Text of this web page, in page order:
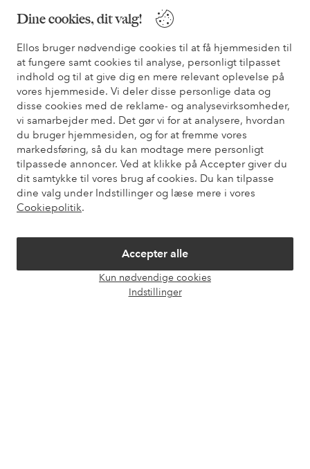
Dine cookies, dit valg!
Ellos bruger nødvendige cookies til at få hjemmesiden til
at fungere samt cookies til analyse, personligt tilpasset
indhold og til at give dig en mere relevant oplevelse på
vores hjemmeside. Vi deler disse personlige data og
disse cookies med de reklame- og analysevirksomheder,
vi samarbejder med. Det gør vi for at analysere, hvordan
du bruger hjemmesiden, og for at fremme vores
markedsføring, så du kan modtage mere personligt
tilpassede annoncer. Ved at klikke på Accepter giver du
dit samtykke til vores brug af cookies. Du kan tilpasse
dine valg under Indstillinger og læse mere i vores
Cookiepolitik.
Accepter alle
Kun nødvendige cookies
Indstillinger
* Se tilbudsbetingelser ved registrering
Har du brug for hjælp?
Du kan finde svar på de oftest stillede spørgsmål i vores FAQ.
Du kan også finde oplysninger om, hvordan du kontakter os.
Kundeservice Bestilling Betalingsmåde
Mine sider
Om Ellos